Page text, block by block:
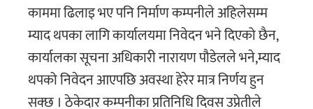
काममा ढिलाइ भए पनि निर्माण कम्पनीले अहिलेसम्म
म्याद थपका लागि कार्यालयमा निवेदन भने दिएको छैन,
कार्यालका सूचना अधिकारी नारायण पौडेलले भने,म्याद
थपको निवेदन आएपछि अवस्था हेरेर मात्र निर्णय हुन
सक्छ । ठेकेदार कम्पनीका प्रतिनिधि दिवस उप्रेतीले